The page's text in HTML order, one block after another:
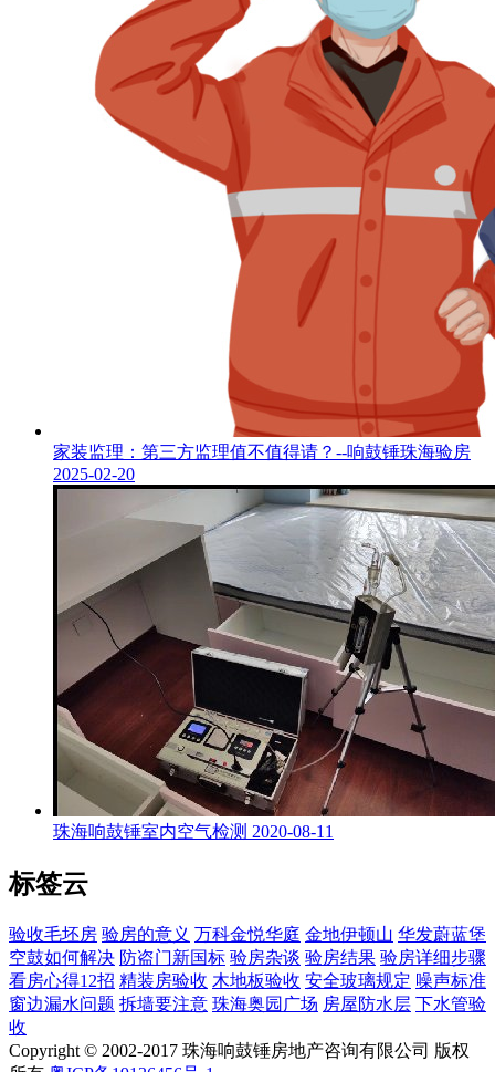
家装监理：第三方监理值不值得请？--响鼓锤珠海验房
2025-02-20
珠海响鼓锤室内空气检测 2020-08-11
标签云
验收毛坯房 验房的意义 万科金悦华庭 金地伊顿山 华发蔚蓝堡
空鼓如何解决 防盗门新国标 验房杂谈 验房结果 验房详细步骤
看房心得12招 精装房验收 木地板验收 安全玻璃规定 噪声标准
窗边漏水问题 拆墙要注意 珠海奥园广场 房屋防水层 下水管验
收
Copyright © 2002-2017 珠海响鼓锤房地产咨询有限公司 版权